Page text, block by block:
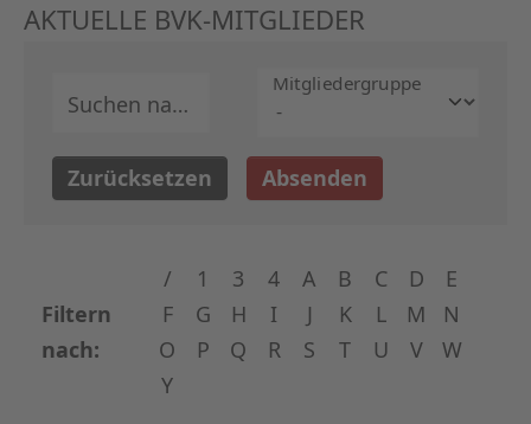
AKTUELLE BVK-MITGLIEDER
Suchen nach
Mitglieder­gruppe
Zurücksetzen Absenden
Filtern
nach:
/ 1 3 4 A B C D
E
F
G H I J K L M
N
O
P Q R S T U V
W
Y